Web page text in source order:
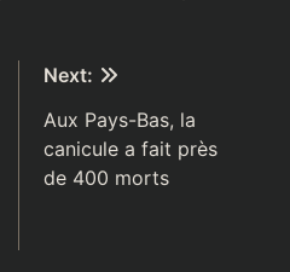
subsaharienne
Next:
Aux Pays-Bas, la
canicule a fait près
de 400 morts